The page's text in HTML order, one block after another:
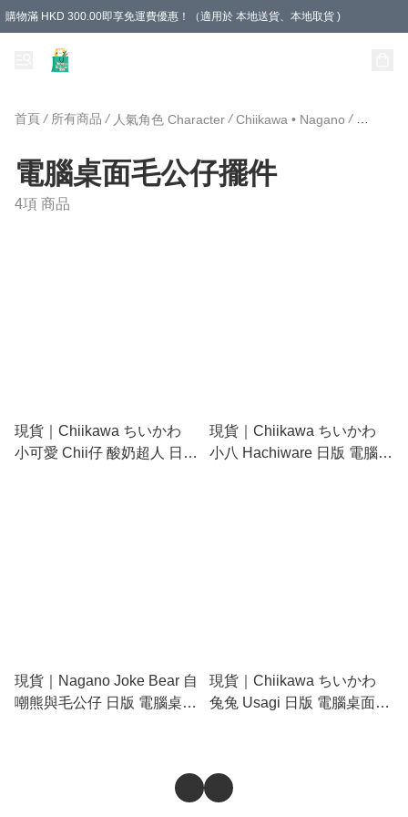
購物滿 HKD 300.00即享免運費優惠！（適用於 本地送貨、本地取貨 )
首頁 / 所有商品 / 人氣角色 Character / Chiikawa • Nagano / 電腦桌
電腦桌面毛公仔擺件
4項 商品
現貨｜Chiikawa ちいかわ
小可愛 Chii仔 酸奶超人 日版
現貨｜Chiikawa ちいかわ
小八 Hachiware 日版 電腦桌
現貨｜Nagano Joke Bear 自
嘲熊與毛公仔 日版 電腦桌面
現貨｜Chiikawa ちいかわ
兔兔 Usagi 日版 電腦桌面毛